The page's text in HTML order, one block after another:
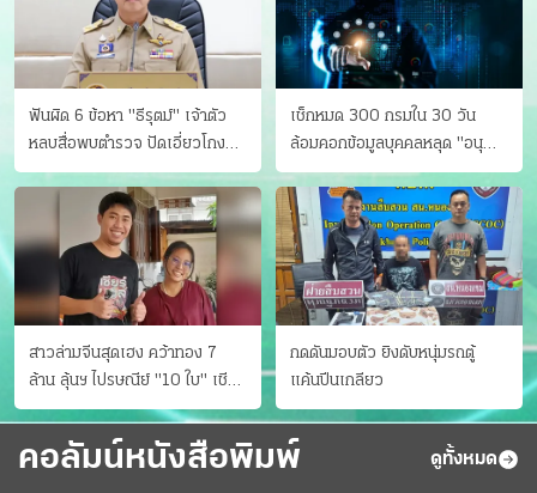
ฟันผิด 6 ข้อหา "ธีรุตม์" เจ้าตัว
หลบสื่อพบตำรวจ ปัดเอี่ยวโกง
สอบท้องถิ่น จ่อบี้รํ่ารวยมากปกติ
เช็กหมด 300 กรมใน 30 วัน
ล้อมคอกข้อมูลบุคคลหลุด "อนุ
ดิษฐ์" ขยี้ภัยระดับชาติ
สาวล่ามจีนสุดเฮง คว้าทอง 7
ล้าน ลุ้นฯ ไปรษณีย์ "10 ใบ" เชียร์
สเปนได้แชมป์
กดดันมอบตัว ยิงดับหนุ่มรถตู้
แค้นปีนเกลียว
คอลัมน์หนังสือพิมพ์ ดูทั้งหมด